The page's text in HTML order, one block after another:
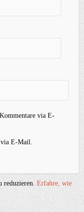
via E-
E-Mail.
reduzieren.Erfahre, wie